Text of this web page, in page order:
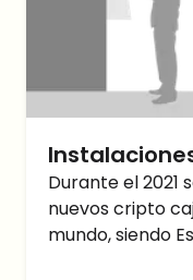
crecen un
Durante el 2021
nuevos cripto
mundo, siendo